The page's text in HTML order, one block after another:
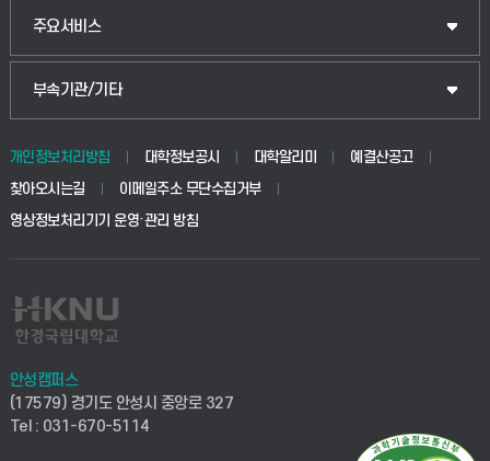
주요서비스
부속기관/기타
개인정보처리방침 대학정보공시 대학알리미
예결산공고
찾아오시는길
이메일주소 무단수집거부
영상정보처리기기 운영·관리 방침
안성캠퍼스
(17579) 경기도 안성시 중앙로 327
Tel : 031-670-5114